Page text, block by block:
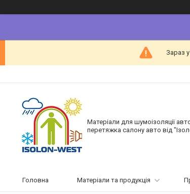
Зараз
Матеріали для шумоізоляції
перетяжка салону авто від
Головна Матеріали та продукція